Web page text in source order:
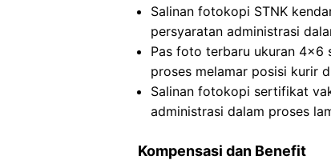
Salinan fotokopi STNK
persyaratan administrasi
Pas foto terbaru ukuran 4×6
proses melamar posisi kurir
Salinan fotokopi sertifikat
administrasi dalam proses
Kompensasi dan Benefit